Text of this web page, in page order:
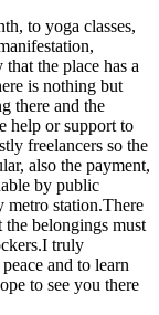
to yoga classes,
the place has a
is nothing but
there and the
help or support to
freelancers so the
also the payment,
by public
station.There
the belongings must
truly
and to learn
to see you there